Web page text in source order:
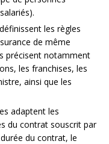
les règles
de même
précisent notamment
les franchises, les
ainsi que les
adaptent les
du contrat souscrit par
du contrat, le